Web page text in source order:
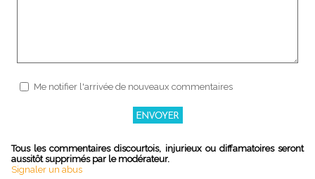
Me notifier l'arrivée de nouveaux commentaires
Tous les commentaires discourtois, injurieux ou diffamatoires seront
aussitôt supprimés par le modérateur.
Signaler un abus